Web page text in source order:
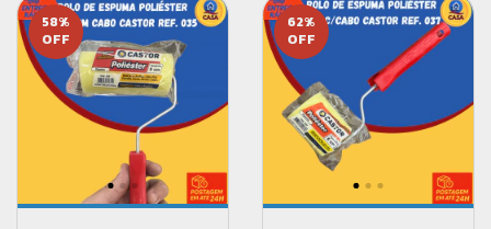
58%
OFF
62%
OFF